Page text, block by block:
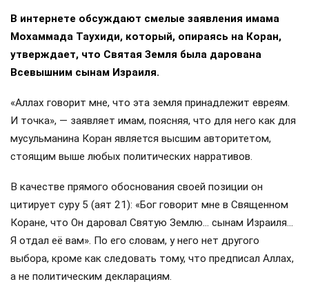
В интернете обсуждают смелые заявления имама
Мохаммада Таухиди, который, опираясь на Коран,
утверждает, что Святая Земля была дарована
Всевышним сынам Израиля.
«Аллах говорит мне, что эта земля принадлежит евреям.
И точка», — заявляет имам, поясняя, что для него как для
мусульманина Коран является высшим авторитетом,
стоящим выше любых политических нарративов.
В качестве прямого обоснования своей позиции он
цитирует суру 5 (аят 21): «Бог говорит мне в Священном
Коране, что Он даровал Святую Землю… сынам Израиля…
Я отдал её вам». По его словам, у него нет другого
выбора, кроме как следовать тому, что предписал Аллах,
а не политическим декларациям.